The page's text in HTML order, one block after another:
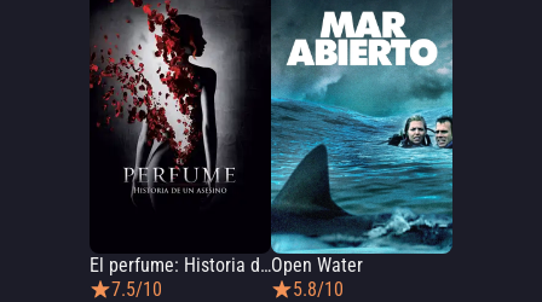
El perfume: Historia de un asesino
7.5/10
Open Water
5.8/10